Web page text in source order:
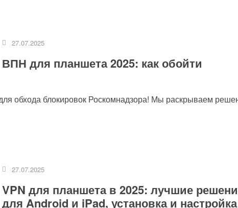
персональных данных.
27.07.2025
ВПН для планшета 2025: как обойти
обхода блокировок Роскомнадзора! Мы раскрываем
27.07.2025
VPN для планшета в 2025: лучшие
для Android и iPad, установка и настройка